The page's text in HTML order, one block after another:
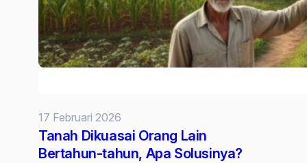
&
RISIKO
HUKUM
PEMBELI
17 Februari 2026
Tanah Dikuasai Orang Lain
Bertahun-tahun, Apa Solusinya?